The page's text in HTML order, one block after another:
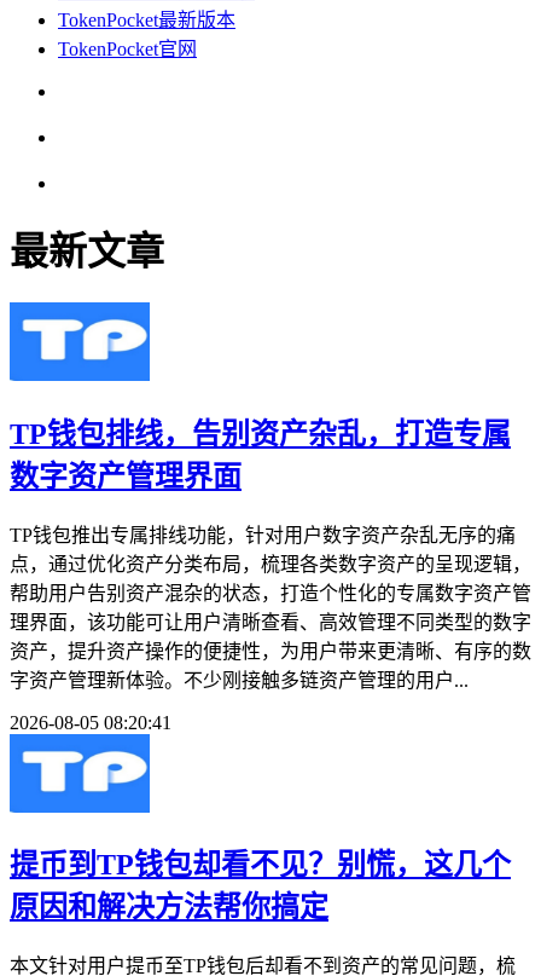
TokenPocket最新版本
TokenPocket官网
最新文章
TP钱包排线，告别资产杂乱，打造专属
数字资产管理界面
TP钱包推出专属排线功能，针对用户数字资产杂乱无序的痛
点，通过优化资产分类布局，梳理各类数字资产的呈现逻辑，
帮助用户告别资产混杂的状态，打造个性化的专属数字资产管
理界面，该功能可让用户清晰查看、高效管理不同类型的数字
资产，提升资产操作的便捷性，为用户带来更清晰、有序的数
字资产管理新体验。不少刚接触多链资产管理的用户...
2026-08-05 08:20:41
提币到TP钱包却看不见？别慌，这几个
原因和解决方法帮你搞定
本文针对用户提币至TP钱包后却看不到资产的常见问题，梳